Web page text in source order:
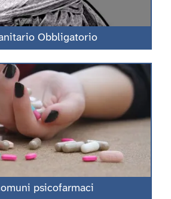
Obbligatorio
psicofarmaci